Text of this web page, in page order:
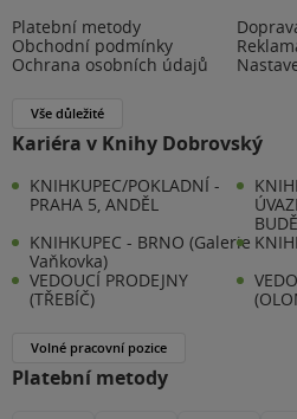
Platební metody
Obchodní podmínky
Ochrana osobních údajů
Vše důležité
Kariéra v Knihy Dobrovský
KNIHKUPEC/POKLADNÍ -
PRAHA 5, ANDĚL
KNIHKUPEC - BRNO (Galerie
Vaňkovka)
VEDOUCÍ PRODEJNY
(TŘEBÍČ)
Volné pracovní pozice
Platební metody